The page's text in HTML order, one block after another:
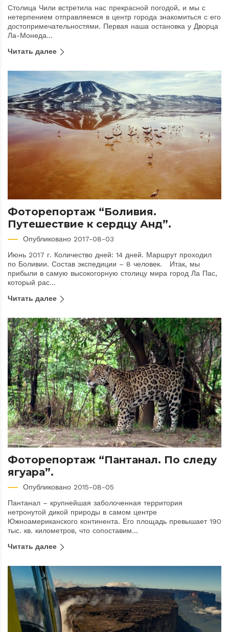
Столица Чили встретила нас прекрасной погодой, и мы с
нетерпением отправляемся в центр города знакомиться с его
достопримечательностями. Первая наша остановка у Дворца
Ла-Монеда...
Читать далее
Фоторепортаж “Боливия.
Путешествие к сердцу Анд”.
Опубликовано 2017-08-03
Июнь 2017 г. Количество дней: 14 дней. Маршрут проходил
по Боливии. Состав экспедиции – 8 человек. Итак, мы
прибыли в самую высокогорную столицу мира город Ла Пас,
который рас...
Читать далее
Фоторепортаж “Пантанал. По следу
ягуара”.
Опубликовано 2015-08-05
Пантанал – крупнейшая заболоченная территория
нетронутой дикой природы в самом центре
Южноамериканского континента. Его площадь превышает 190
тыс. кв. километров, что сопоставим...
Читать далее